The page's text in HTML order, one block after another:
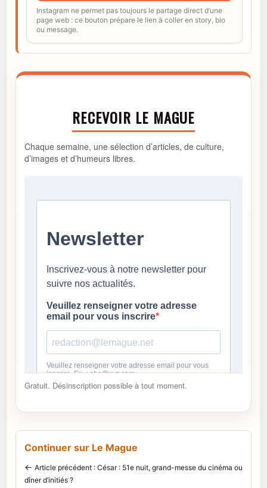
Instagram ne permet pas toujours le partage direct d’une
page web : ce bouton prépare le lien à coller en story, bio
ou message.
RECEVOIR LE MAGUE
Chaque semaine, une sélection d’articles, de culture,
d’images et d’humeurs libres.
Gratuit. Désinscription possible à tout moment.
Continuer sur Le Mague
← Article précédent : César : 51e nuit, grand-messe du cinéma ou
dîner d’initiés ?